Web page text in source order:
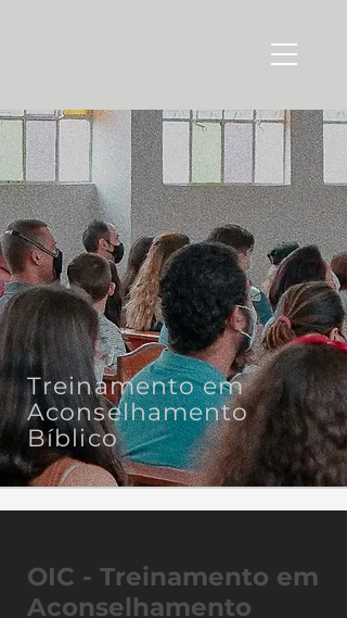
Treinamento em
Aconselhamento
Bíblico
OIC - Treinamento em
Aconselhamento